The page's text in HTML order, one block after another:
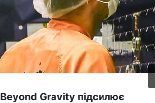
Beyond Gravity підсилює